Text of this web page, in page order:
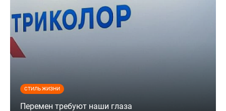
СТИЛЬ ЖИЗНИ
Перемен требуют наши глаза